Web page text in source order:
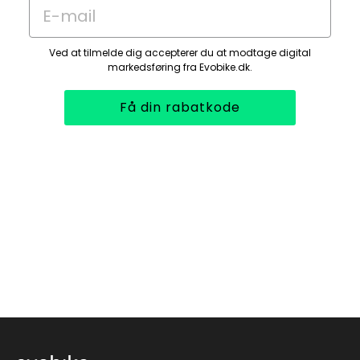
som giver effektiv bremsekraft uanset
vejrforhold.
Rækkevidde
vægt, terræn og assistanceniveau, men du
kan regne med cirka 40-90 km pr. opladning:
kraft i bakker og ved acceleration. Motoren
E-mail
Ved at tilmelde dig accepterer du at modtage digital
markedsføring fra Evobike.dk.
Få din rabatkode